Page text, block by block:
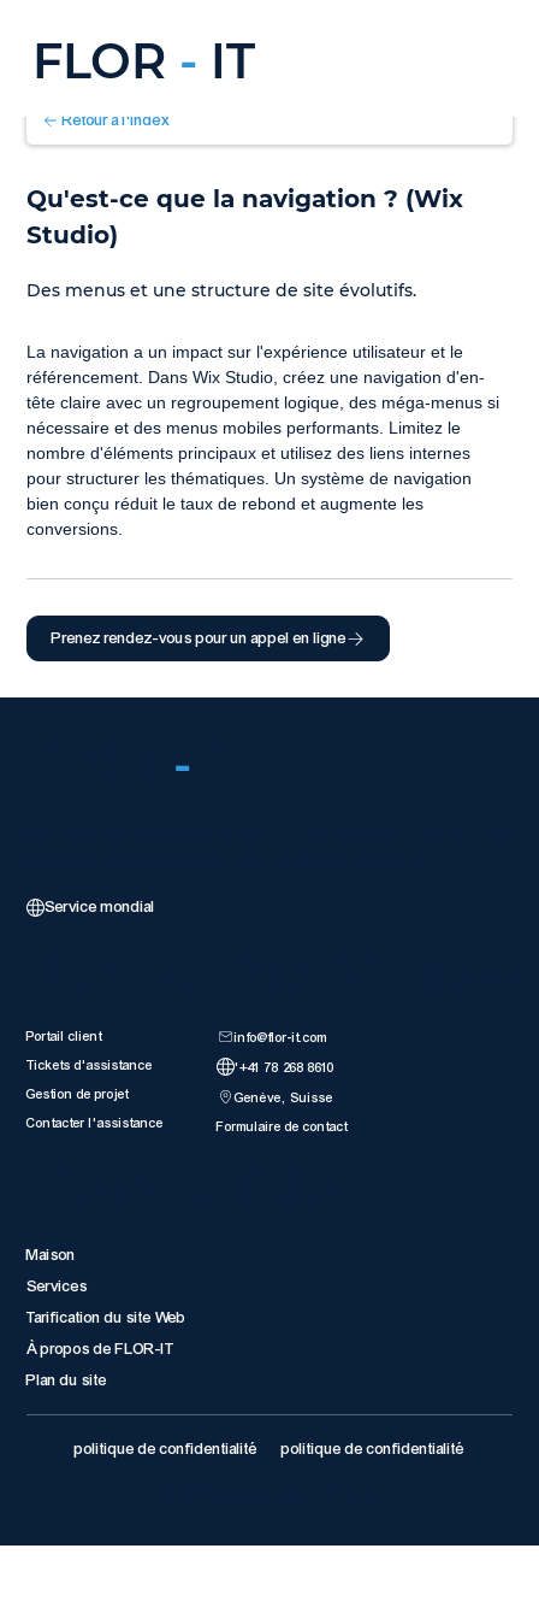
FLOR - IT
Retour à l'index
Qu'est-ce que la navigation ? (Wix
Studio)
Des menus et une structure de site évolutifs.
La navigation a un impact sur l'expérience utilisateur et le
référencement. Dans Wix Studio, créez une navigation d'en-
tête claire avec un regroupement logique, des méga-menus si
nécessaire et des menus mobiles performants. Limitez le
nombre d'éléments principaux et utilisez des liens internes
pour structurer les thématiques. Un système de navigation
bien conçu réduit le taux de rebond et augmente les
conversions.
Prenez rendez-vous pour un appel en ligne
-
Service mondial
Portail client
Tickets d'assistance
Gestion de projet
Contacter l'assistance
info@flor-it.com
'+41 78 268 8610
Genève, Suisse
Formulaire de contact
Maison
Services
Tarification du site Web
À propos de FLOR-IT
Plan du site
politique de confidentialité politique de confidentialité